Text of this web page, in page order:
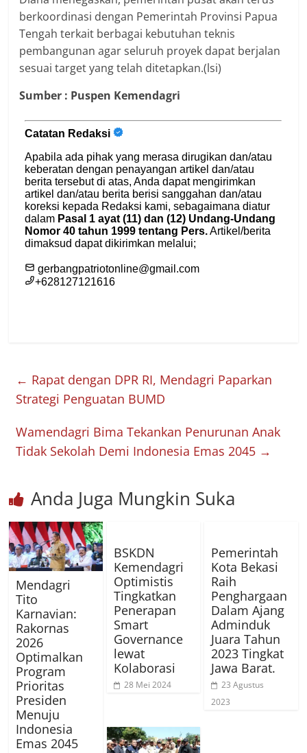
berkoordinasi dengan Pemerintah Provinsi Papua
Tengah terkait berbagai kebutuhan teknis
pembangunan agar seluruh proyek dapat berjalan
sesuai target yang telah ditetapkan.(lsi)
Sumber : Puspen Kemendagri
← Rapat dengan DPR RI, Mendagri Paparkan
Strategi Penguatan BUMD
Wamendagri Bima Tekankan Penurunan Anak
Tidak Sekolah Demi Indonesia Emas 2045 →
Anda Juga Mungkin Suka
Mendagri
Tito
Karnavian:
Rakornas
2026
Optimalkan
Program
Prioritas
Presiden
Menuju
Indonesia
Emas 2045
BSKDN
Kemendagri
Optimistis
Tingkatkan
Penerapan
Smart
Governance
lewat
Kolaborasi
28 Mei 2024
Pemerintah
Kota Bekasi
Raih
Penghargaan
Dalam Ajang
Adminduk
Juara Tahun
2023 Tingkat
Jawa Barat.
23 Agustus
2023